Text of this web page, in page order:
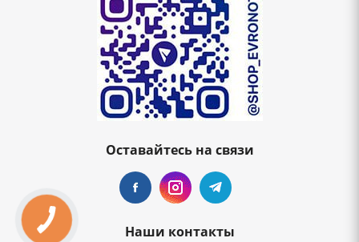
Оставайтесь на связи
Наши контакты